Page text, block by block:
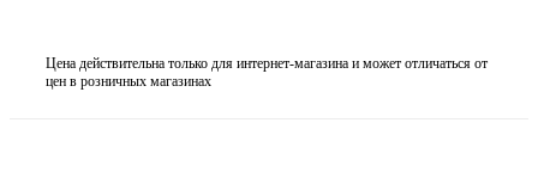
Цена действительна только для интернет-магазина и может отличаться от
цен в розничных магазинах